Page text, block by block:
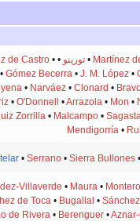
Martínez
•تورينو •
de Castro•
Gómez Becerra • J. M. López•
• Narváez• Clonard •
• O'Donnell •Arrazola • Mon •
Zorrilla • Malcampo• Sagasta
Mendigorría •
• Serrano• Sierra Bullones•
Villaverde • Maura • Montero
de Toca • Bugallal •
de Rivera • Berenguer•